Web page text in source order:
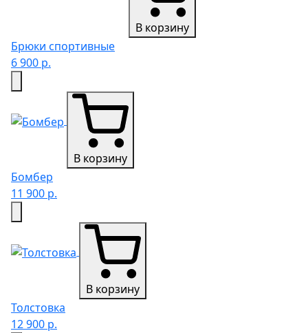
В корзину
Брюки спортивные
6 900 р.
В корзину
Бомбер
11 900 р.
В корзину
Толстовка
12 900 р.